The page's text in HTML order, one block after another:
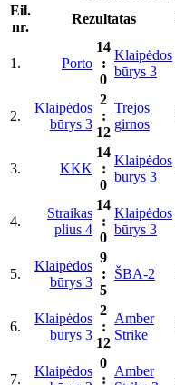
Eil.
nr.
Rezultatas
1. Porto
14
:
0
Klaipėdos
būrys 3
2.
Klaipėdos
būrys 3
2
:
12
Trejos
girnos
3. KKK
14
:
0
Klaipėdos
būrys 3
4.
Straikas
plius 4
14
:
0
Klaipėdos
būrys 3
5.
Klaipėdos
būrys 3
9
:
5
ŠBA-2
6.
Klaipėdos
būrys 3
2
:
12
Amber
Strike
7.
Klaipėdos
0
:
Amber